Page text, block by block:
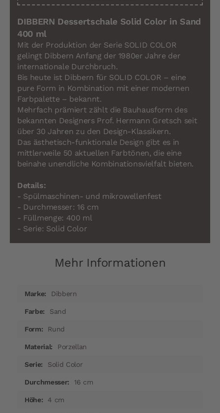
DIBBERN Dessertschale Solid Color in Sand
400 ml
Mit der Produktion der Serie SOLID COLOR
gelingt Dibbern Anfang der 1980er Jahre der
internationale Durchbruch.
Bis heute ist Dibbern für SOLID COLOR – eine
pure Form in Kombination mit einer modernen
Farbpalette – bekannt.
Mehrfach prämiert zählt die Bauhausform des
bekannten Designers Prof. Hermann Gretsch seit
über 30 Jahren zu den Design-Klassikern.
Das ästhetisch-funktionale Design gibt es in
mittlerweile 50 aktuellen Farbtönen, die eine
beinahe unendliche Kombinationsvielfalt bieten.
Details:
- Spülmaschinen- und mikrowellenfest
- Durchmesser: 16 cm
- Füllmenge: 400 ml
- Serie: Solid Color
Mehr Informationen
InformationenDibbern
Sand
Rund
Porzellan
Solid Color
16 cm
4 cm